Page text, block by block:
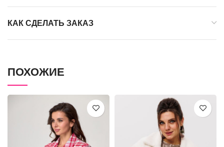
КАК СДЕЛАТЬ ЗАКАЗ
ПОХОЖИЕ